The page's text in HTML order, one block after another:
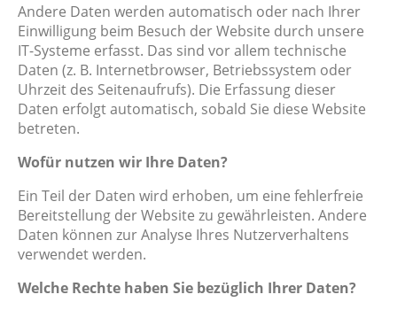
Andere Daten werden automatisch oder nach Ihrer
Einwilligung beim Besuch der Website durch unsere
IT-Systeme erfasst. Das sind vor allem technische
Daten (z. B. Internetbrowser, Betriebssystem oder
Uhrzeit des Seitenaufrufs). Die Erfassung dieser
Daten erfolgt automatisch, sobald Sie diese Website
betreten.
Wofür nutzen wir Ihre Daten?
Ein Teil der Daten wird erhoben, um eine fehlerfreie
Bereitstellung der Website zu gewährleisten. Andere
Daten können zur Analyse Ihres Nutzerverhaltens
verwendet werden.
Welche Rechte haben Sie bezüglich Ihrer Daten?